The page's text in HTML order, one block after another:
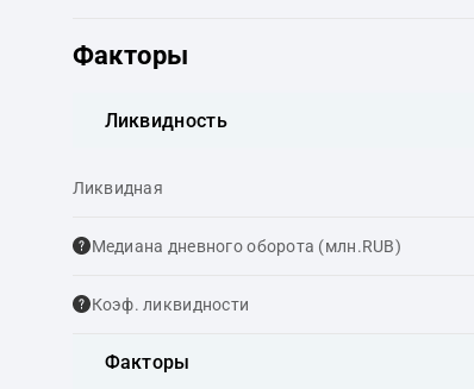
Факторы
Ликвидность
Ликвидная
Медиана дневного оборота (млн.RUB)
Коэф. ликвидности
Факторы